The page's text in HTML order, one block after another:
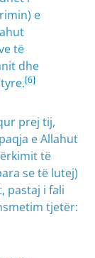
e
të
dhe
[6]
prej tij,
e Allahut
të
se të lutej)
pastaj i fali
tjetër: